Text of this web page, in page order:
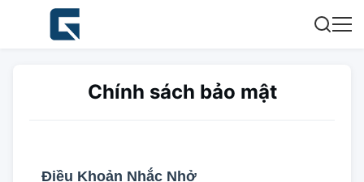
Chính sách bảo mật
Điều Khoản Nhắc Nhở